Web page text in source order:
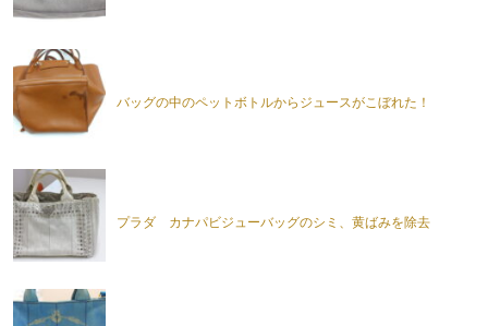
バッグの中のペットボトルからジュースがこぼれた！
プラダ カナパビジューバッグのシミ、黄ばみを除去